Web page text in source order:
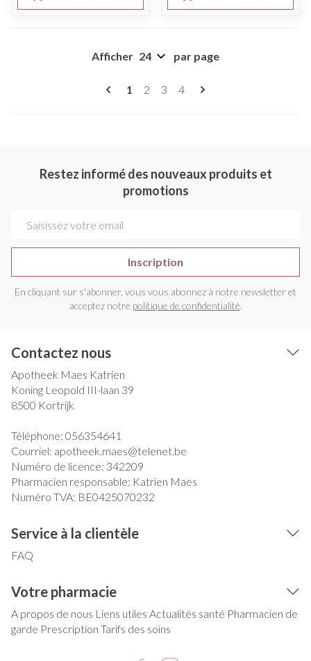
Pages
Vous lisez actuellement la page
1 Page
2 Page
3 Page
4
Afficher par page
Restez informé des nouveaux produits et
promotions
Inscription
En cliquant sur s'abonner, vous vous abonnez à notre newsletter et
acceptez notre politique de confidentialité.
Contactez nous
Apotheek Maes Katrien
Koning Leopold III-laan 39
8500 Kortrijk
Téléphone: 056354641
Courriel: apotheek.maes@telenet.be
Numéro de licence: 342209
Pharmacien responsable: Katrien Maes
Numéro TVA: BE0425070232
Service à la clientèle
FAQ
Votre pharmacie
A propos de nous Liens utiles Actualités santé Pharmacien de
garde Prescription Tarifs des soins